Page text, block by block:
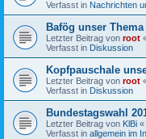
Verfasst in Nachrichten
Bafög unser Thema
Letzter Beitrag von root
Verfasst in Diskussion
Kopfpauschale
Letzter Beitrag von root
Verfasst in Diskussion
Bundestagswahl
Letzter Beitrag von KlBi «
Verfasst in allgemein im